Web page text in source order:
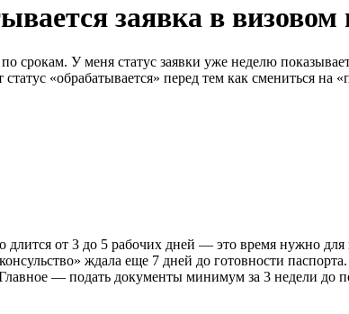
заявка в визовом
У меня статус заявки уже неделю
«обрабатывается» перед тем как смениться на
от 3 до 5 рабочих дней — это время нужно для
ждала еще 7 дней до готовности
— подать документы минимум за 3 недели до